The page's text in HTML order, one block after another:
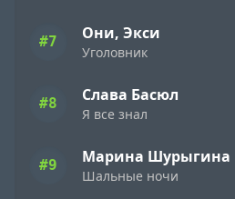
#7 Они, Экси
Уголовник
#8 Слава Басюл
Я все знал
#9 Марина Шурыгина
Шальные ночи